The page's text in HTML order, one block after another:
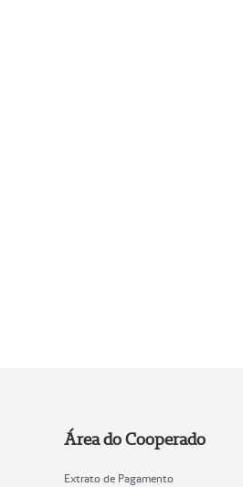
Área do Cooperado
Extrato de Pagamento